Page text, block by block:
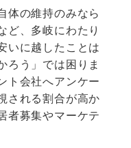
体の維持のみなら
ど、多岐にわたり
いに越したことは
ろう」では困りま
ト会社へアンケー
される割合が高か
者募集やマーケテ